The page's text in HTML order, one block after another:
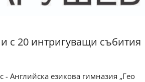
с 20 интригуващи събития
Английска езикова гимназия „Гео